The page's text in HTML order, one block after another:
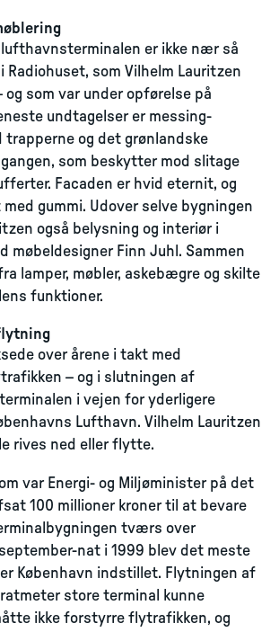
er ikke nær så
Radiohuset, som Vilhelm Lauritzen
og som var under opførelse på
undtagelser er messing-
og det grønlandske
som beskytter mod slitage
Facaden er hvid eternit, og
gummi. Udover selve bygningen
også belysning og interiør i
møbeldesigner Finn Juhl. Sammen
lamper, møbler, askebægre og skilte
funktioner.
over årene i takt med
– og i slutningen af
i vejen for yderligere
Lufthavn. Vilhelm Lauritzen
rives ned eller flytte.
var Energi- og Miljøminister på det
100 millioner kroner til at bevare
tværs over
nat i 1999 blev det meste
København indstillet. Flytningen af
store terminal kunne
ikke forstyrre flytrafikken, og